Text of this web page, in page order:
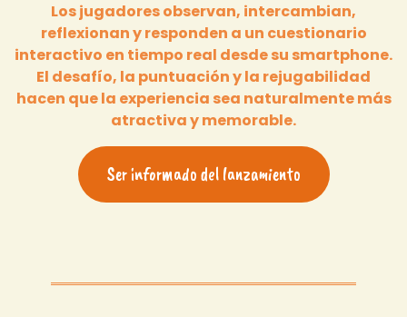
Los jugadores observan, intercambian,
reflexionan y responden a un cuestionario
interactivo en tiempo real desde su smartphone.
El desafío, la puntuación y la rejugabilidad
hacen que la experiencia sea naturalmente más
atractiva y memorable.
Ser informado del lanzamiento